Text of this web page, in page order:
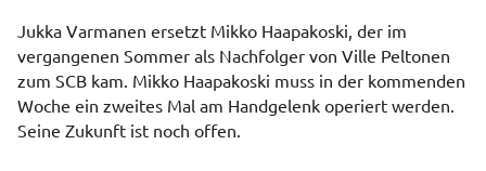
Jukka Varmanen ersetzt Mikko Haapakoski, der im
vergangenen Sommer als Nachfolger von Ville Peltonen
zum SCB kam. Mikko Haapakoski muss in der kommenden
Woche ein zweites Mal am Handgelenk operiert werden.
Seine Zukunft ist noch offen.